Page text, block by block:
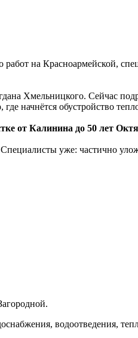
на Красноармейской,
Хмельницкого. Сейчас
начнётся обустройство
от Калинина до 50 лет
уже: частично
водоотведения,